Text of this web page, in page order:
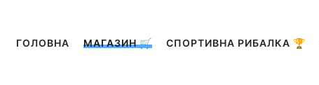
ГОЛОВНА МАГАЗИН 🛒 СПОРТИВНА РИБАЛКА 🏆